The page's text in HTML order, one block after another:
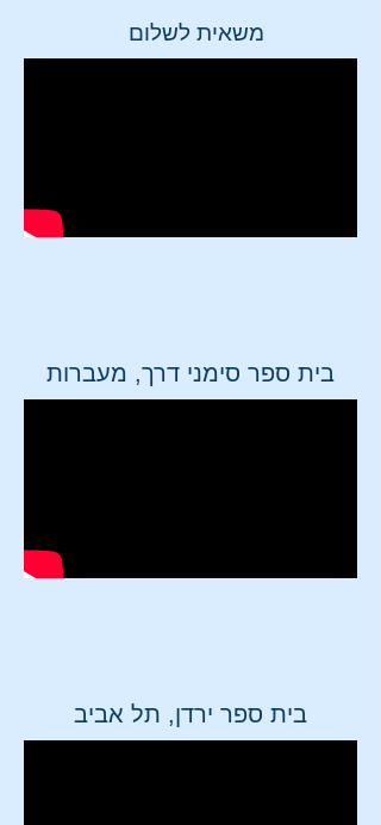
משאית לשלום
בית ספר סימני דרך, מעברות
בית ספר ירדן, תל אביב